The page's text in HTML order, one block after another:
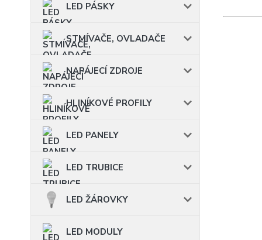
LED PÁSKY
STMÍVAČE, OVLADAČE
NAPÁJECÍ ZDROJE
HLINÍKOVÉ PROFILY
LED PANELY
LED TRUBICE
LED ŽÁROVKY
LED MODULY